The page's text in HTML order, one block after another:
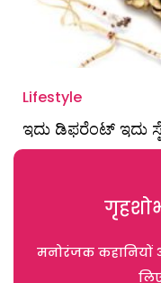
Lifestyle
ಇದು ಡಿಫರೆಂಟ್ ಇದು
मनोरंजक